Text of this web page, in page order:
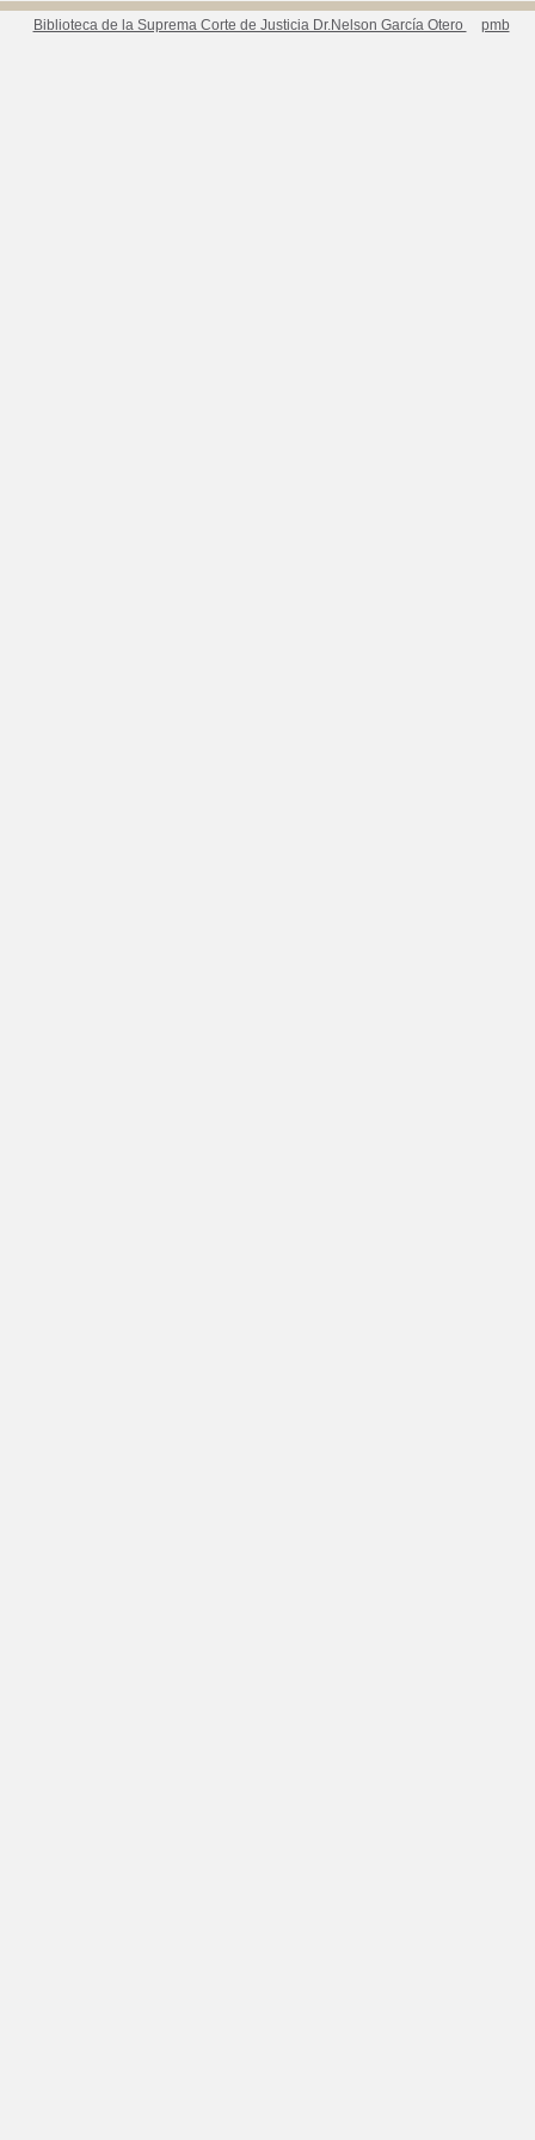
Biblioteca de la Suprema Corte de Justicia Dr.Nelson García Otero pmb